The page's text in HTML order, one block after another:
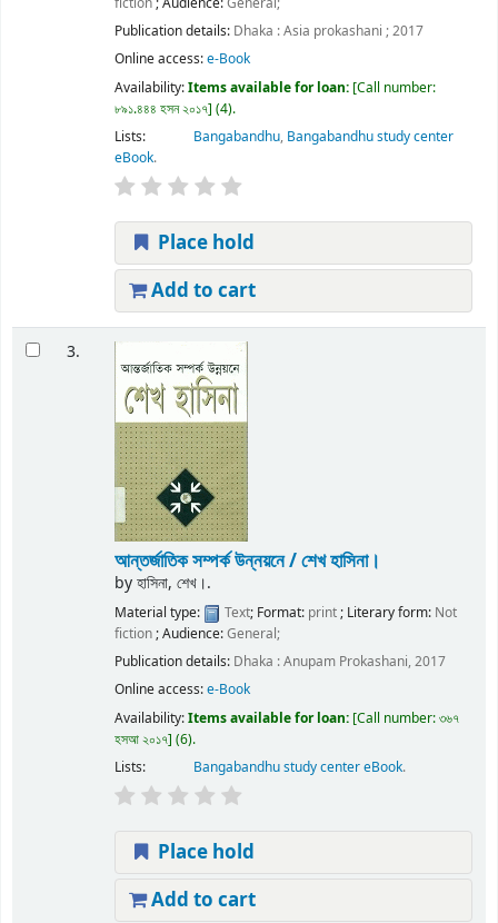
Publication details: Dhaka :Asia prokashani ;2017
Online access:e-Book
Availability:Items available for loan: Call number:
৮৯১.৪৪৪ হসন ২০১৭ (4).
Lists:
Bangabandhu, Bangabandhu study center
eBook.
Place hold
Add to cart
3.
আন্তর্জাতিক সম্পর্ক উন্নয়নে /শেখ হাসিনা।
byহাসিনা, শেখ।.
Material type: Text; Format: print; Literary form: Not
fiction; Audience:General;
Publication details: Dhaka :Anupam Prokashani, 2017
Online access:e-Book
Availability:Items available for loan: Call number:৩৬৭
হসআ ২০১৭ (6).
Lists:
Bangabandhu study center eBook.
Place hold
Add to cart